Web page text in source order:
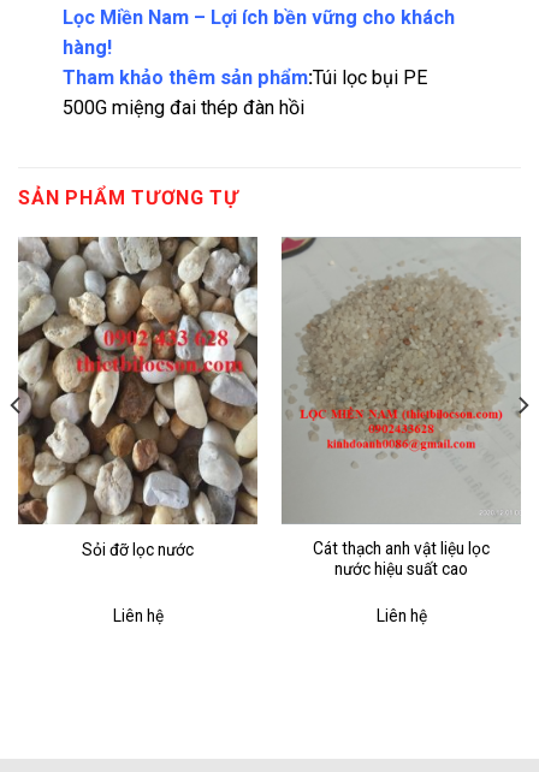
Lọc Miền Nam – Lợi ích bền vững cho khách
hàng!
Tham khảo thêm sản phẩm:Túi lọc bụi PE
500G miệng đai thép đàn hồi
SẢN PHẨM TƯƠNG TỰ
Sỏi đỡ lọc nước
Liên hệ
Cát thạch anh vật liệu lọc
nước hiệu suất cao
Liên hệ